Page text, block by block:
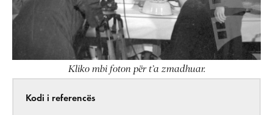
Kliko mbi foton për t’a zmadhuar.
Kodi i referencës